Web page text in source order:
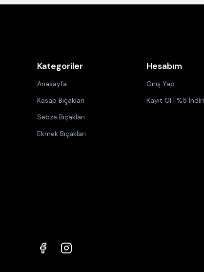
Kategoriler
Anasayfa
Kasap Bıçakları
Sebze Bıçakları
Ekmek Bıçakları
Hesabım
Giriş Yap
Kayıt Ol | %5